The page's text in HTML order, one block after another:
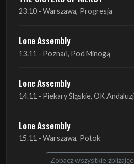
Lone Assembly
14.11 - Piekary Śląskie, OK Andaluzja
Lone Assembly
15.11 - Warszawa, Potok